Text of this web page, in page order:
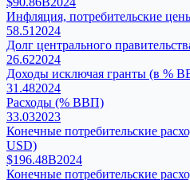
Инфляция, потребительские
58.51 2024
Долг центрального
26.622024
Доходы исключая гранты (в %
31.482024
Расходы (% ВВП)
33.032023
Конечные потребительские
USD)
$196.48B2024
Конечные потребительские